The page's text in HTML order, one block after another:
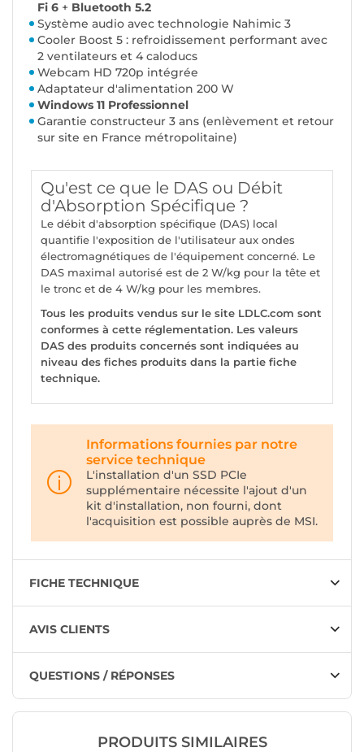
Fi 6 + Bluetooth 5.2
Système audio avec technologie Nahimic 3
Cooler Boost 5 : refroidissement performant avec
2 ventilateurs et 4 caloducs
Webcam HD 720p intégrée
Adaptateur d'alimentation 200 W
Windows 11 Professionnel
Garantie constructeur 3 ans (enlèvement et retour
sur site en France métropolitaine)
Qu'est ce que le DAS ou Débit
d'Absorption Spécifique ?
Le débit d'absorption spécifique (DAS) local
quantifie l'exposition de l'utilisateur aux ondes
électromagnétiques de l'équipement concerné. Le
DAS maximal autorisé est de 2 W/kg pour la tête et
le tronc et de 4 W/kg pour les membres.
Tous les produits vendus sur le site LDLC.com sont
conformes à cette réglementation. Les valeurs
DAS des produits concernés sont indiquées au
niveau des fiches produits dans la partie fiche
technique.
Informations fournies par notre
service technique
L'installation d'un SSD PCIe
supplémentaire nécessite l'ajout d'un
kit d'installation, non fourni, dont
l'acquisition est possible auprès de MSI.
FICHE TECHNIQUE
AVIS CLIENTS
QUESTIONS / RÉPONSES
PRODUITS SIMILAIRES